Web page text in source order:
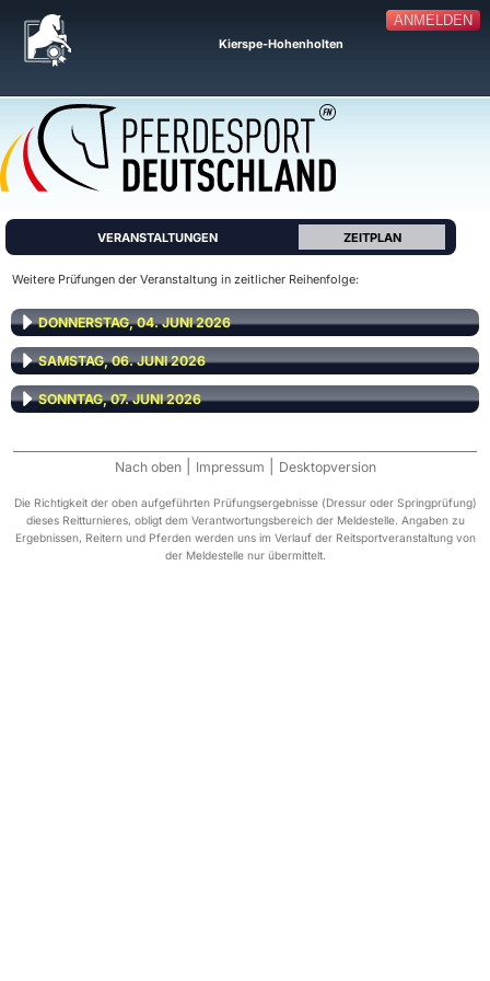
ANMELDEN
Kierspe-Hohenholten
VERANSTALTUNGEN ZEITPLAN
Weitere Prüfungen der Veranstaltung in zeitlicher Reihenfolge:
DONNERSTAG, 04. JUNI 2026
SAMSTAG, 06. JUNI 2026
SONNTAG, 07. JUNI 2026
Nach oben Impressum Desktopversion
Die Richtigkeit der oben aufgeführten Prüfungsergebnisse (Dressur oder Springprüfung)
dieses Reitturnieres, obligt dem Verantwortungsbereich der Meldestelle. Angaben zu
Ergebnissen, Reitern und Pferden werden uns im Verlauf der Reitsportveranstaltung von
der Meldestelle nur übermittelt.